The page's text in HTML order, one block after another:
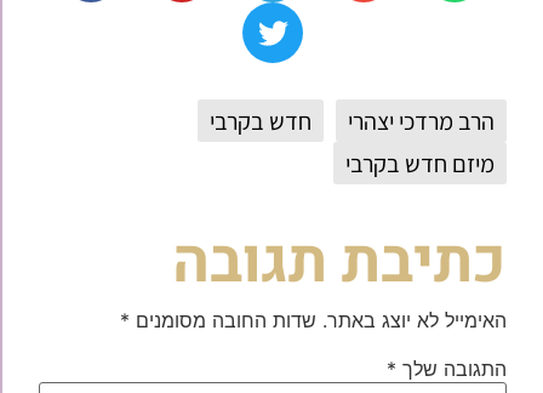
הרב מרדכי יצהרי
חדש בקרבי
מיזם חדש בקרבי
כתיבת תגובה
האימייל לא יוצג באתר. שדות החובה מסומנים *
התגובה שלך *